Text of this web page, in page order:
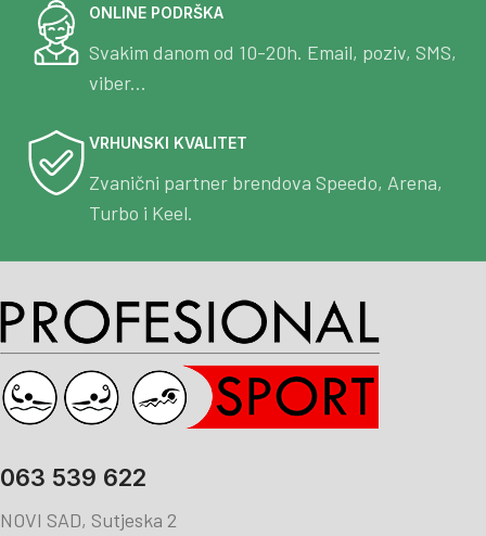
ONLINE PODRŠKA
Svakim danom od 10-20h. Email, poziv, SMS,
viber...
VRHUNSKI KVALITET
Zvanični partner brendova Speedo, Arena,
Turbo i Keel.
063 539 622
NOVI SAD, Sutjeska 2